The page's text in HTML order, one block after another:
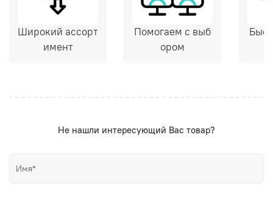
Широкий ассорт
имент
Помогаем с выб
ором
Не нашли интересующий Вас товар?